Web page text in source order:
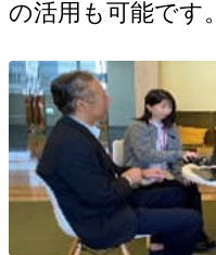
の活用も可能です。